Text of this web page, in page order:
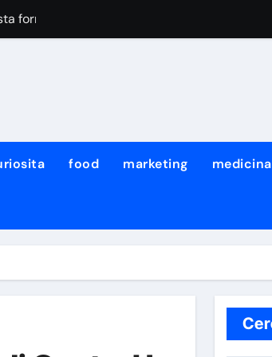
formula”
azienda: non è la prima volta che
KDB e Neres!
food marketing medicina